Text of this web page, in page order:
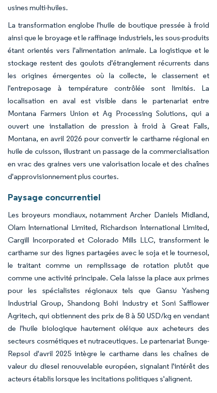
usines multi-huiles.
La transformation englobe l'huile de boutique pressée à froid
ainsi que le broyage et le raffinage industriels, les sous-produits
étant orientés vers l'alimentation animale. La logistique et le
stockage restent des goulots d'étranglement récurrents dans
les origines émergentes où la collecte, le classement et
l'entreposage à température contrôlée sont limités. La
localisation en aval est visible dans le partenariat entre
Montana Farmers Union et Ag Processing Solutions, qui a
ouvert une installation de pression à froid à Great Falls,
Montana, en avril 2026 pour convertir le carthame régional en
huile de cuisson, illustrant un passage de la commercialisation
en vrac des graines vers une valorisation locale et des chaînes
d'approvisionnement plus courtes.
Paysage concurrentiel
Les broyeurs mondiaux, notamment Archer Daniels Midland,
Olam International Limited, Richardson International Limited,
Cargill Incorporated et Colorado Mills LLC, transforment le
carthame sur des lignes partagées avec le soja et le tournesol,
le traitant comme un remplissage de rotation plutôt que
comme une activité principale. Cela laisse la place aux primes
pour les spécialistes régionaux tels que Gansu Yasheng
Industrial Group, Shandong Bohi Industry et Soni Safflower
Agritech, qui obtiennent des prix de 8 à 50 USD/kg en vendant
de l'huile biologique hautement oléique aux acheteurs des
secteurs cosmétiques et nutraceutiques. Le partenariat Bunge-
Repsol d'avril 2025 intègre le carthame dans les chaînes de
valeur du diesel renouvelable européen, signalant l'intérêt des
acteurs établis lorsque les incitations politiques s'alignent.